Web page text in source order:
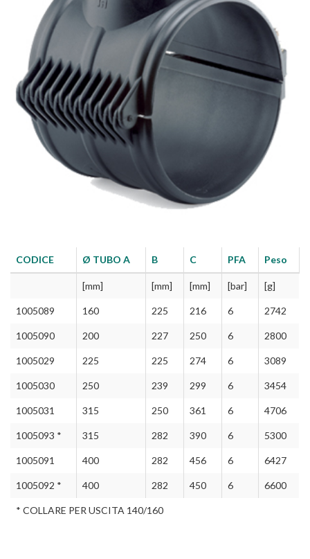
CODICE Ø TUBO A B C PFA Peso
[mm] [mm] [mm] [bar] [g]
1005089 160 225 216 6 2742
1005090 200 227 250 6 2800
1005029 225 225 274 6 3089
1005030 250 239 299 6 3454
1005031 315 250 361 6 4706
1005093 * 315 282 390 6 5300
1005091 400 282 456 6 6427
1005092 * 400 282 450 6 6600
* COLLARE PER USCITA 140/160